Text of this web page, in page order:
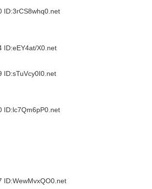
ID:3rCS8whq0.net
ID:eEY4at/X0.net
ID:sTuVcy0I0.net
ID:lc7Qm6pP0.net
ID:WewMvxQO0.net